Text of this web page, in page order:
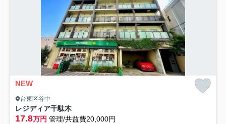
NEW
台東区谷中
レジディア千駄木
17.8万円 管理/共益費20,000円